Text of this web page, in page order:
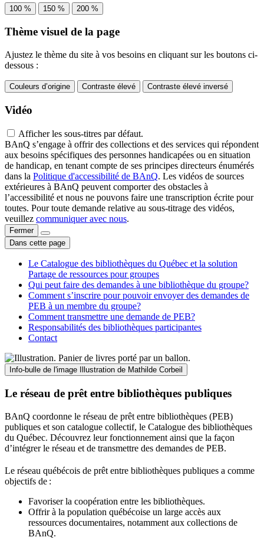
100 % 150 % 200 %
Thème visuel de la page
Ajustez le thème du site à vos besoins en cliquant sur les boutons ci-
dessous :
Couleurs d’origine Contraste élevé Contraste élevé inversé
Vidéo
Afficher les sous-titres par défaut.
BAnQ s’engage à offrir des collections et des services qui répondent
aux besoins spécifiques des personnes handicapées ou en situation
de handicap, en tenant compte de ses principes directeurs énumérés
dans la Politique d'accessibilité de BAnQ. Les vidéos de sources
extérieures à BAnQ peuvent comporter des obstacles à
l’accessibilité et nous ne pouvons faire une transcription écrite pour
toutes. Pour toute demande relative au sous-titrage des vidéos,
veuillez communiquer avec nous.
Fermer
Dans cette page
Le Catalogue des bibliothèques du Québec et la solution
Partage de ressources pour groupes
Qui peut faire des demandes à une bibliothèque du groupe?
Comment s’inscrire pour pouvoir envoyer des demandes de
PEB à un membre du groupe?
Comment transmettre une demande de PEB?
Responsabilités des bibliothèques participantes
Contact
Info-bulle de l'image Illustration de Mathilde Corbeil
Le réseau de prêt entre bibliothèques publiques
BAnQ coordonne le réseau de prêt entre bibliothèques (PEB)
publiques et son catalogue collectif, le Catalogue des bibliothèques
du Québec. Découvrez leur fonctionnement ainsi que la façon
d’intégrer le réseau et de transmettre des demandes de PEB.
Le réseau québécois de prêt entre bibliothèques publiques a comme
objectifs de :
Favoriser la coopération entre les bibliothèques.
Offrir à la population québécoise un large accès aux
ressources documentaires, notamment aux collections de
BAnQ.